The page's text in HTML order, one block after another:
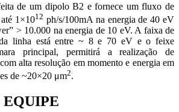
de um dipolo B2 e fornece um fluxo de
1×1012 ph/s/100mA na energia de 40 eV
> 10.000 na energia de 10 eV. A faixa de
da linha está entre ~ 8 e 70 eV e o feixe
principal, permitirá a realização de
alta resolução em momento e energia em
de ~20×20 μm2.